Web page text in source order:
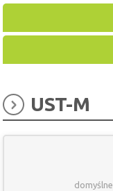
UST-M
domyślne